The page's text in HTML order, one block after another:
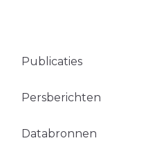
Publicaties
Persberichten
Databronnen